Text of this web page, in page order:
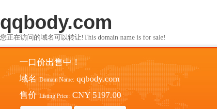
qqbody.com
您正在访问的域名可以转让!This domain name is for sale!
一口价出售中！
域名 Domain Name: qqbody.com
售价 Listing Price: CNY 5197.00